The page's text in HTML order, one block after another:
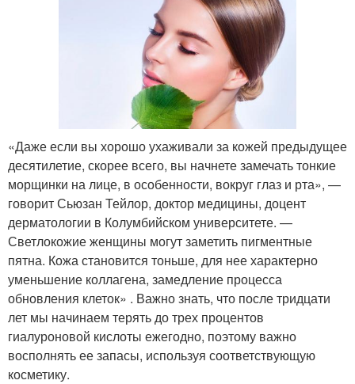
«Даже если вы хорошо ухаживали за кожей предыдущее
десятилетие, скорее всего, вы начнете замечать тонкие
морщинки на лице, в особенности, вокруг глаз и рта», —
говорит Сьюзан Тейлор, доктор медицины, доцент
дерматологии в Колумбийском университете. —
Светлокожие женщины могут заметить пигментные
пятна. Кожа становится тоньше, для нее характерно
уменьшение коллагена, замедление процесса
обновления клеток» . Важно знать, что после тридцати
лет мы начинаем терять до трех процентов
гиалуроновой кислоты ежегодно, поэтому важно
восполнять ее запасы, используя соответствующую
косметику.